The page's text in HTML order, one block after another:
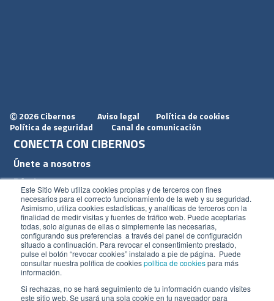
Este Sitio Web utiliza cookies propias y de terceros con fines
necesarios para el correcto funcionamiento de la web y su seguridad.
Asimismo, utiliza cookies estadísticas, y analíticas de terceros con la
finalidad de medir visitas y fuentes de tráfico web. Puede aceptarlas
todas, solo algunas de ellas o simplemente las necesarias,
configurando sus preferencias a través del panel de configuración
situado a continuación. Para revocar el consentimiento prestado,
pulse el botón “revocar cookies” instalado a pie de página. Puede
consultar nuestra política de cookiespolítica de cookiespara más
información.
Si rechazas, no se hará seguimiento de tu información cuando visites
este sitio web. Se usará una sola cookie en tu navegador para
Ⓒ 2026 Cibernos Aviso legal
Política de cookies
Política de seguridad
Canal de comunicación
CONECTA CON CIBERNOS
Únete a nosotros
Dónde estamos
Conoce nuestro blog
ACCESOS
Plan CRM